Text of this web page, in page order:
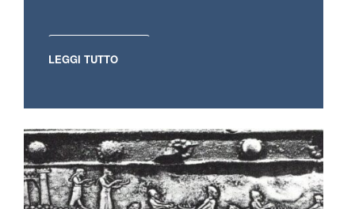
LEGGI TUTTO